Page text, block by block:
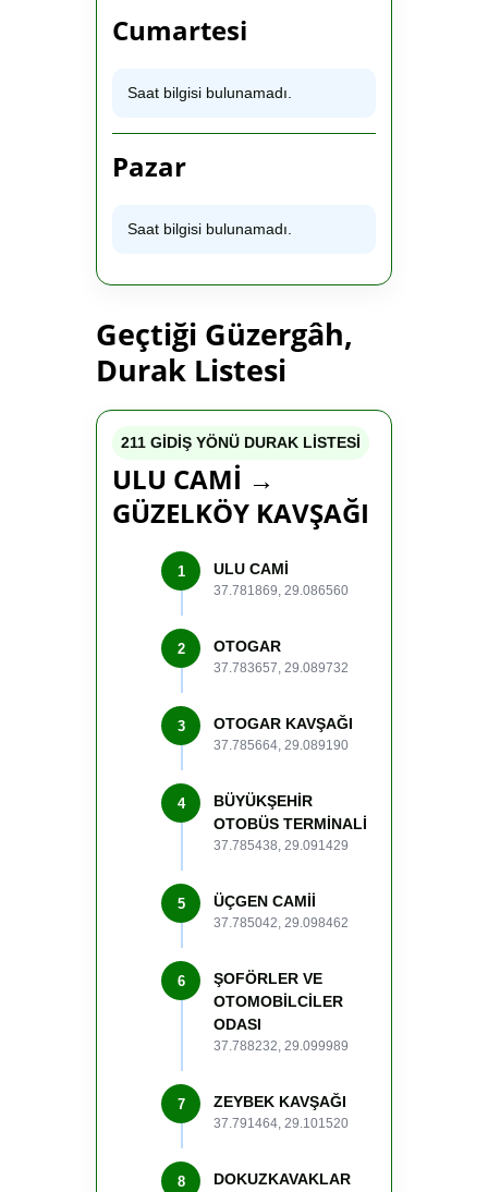
Cumartesi
Saat bilgisi bulunamadı.
Pazar
Saat bilgisi bulunamadı.
Geçtiği Güzergâh,
Durak Listesi
211 GİDİŞ YÖNÜ DURAK LİSTESİ
ULU CAMİ →
GÜZELKÖY KAVŞAĞI
1 ULU CAMİ
37.781869, 29.086560
2 OTOGAR
37.783657, 29.089732
3 OTOGAR KAVŞAĞI
37.785664, 29.089190
4
BÜYÜKŞEHİR
OTOBÜS TERMİNALİ
37.785438, 29.091429
5 ÜÇGEN CAMİİ
37.785042, 29.098462
6
ŞOFÖRLER VE
OTOMOBİLCİLER
ODASI
37.788232, 29.099989
7 ZEYBEK KAVŞAĞI
37.791464, 29.101520
8
DOKUZKAVAKLAR